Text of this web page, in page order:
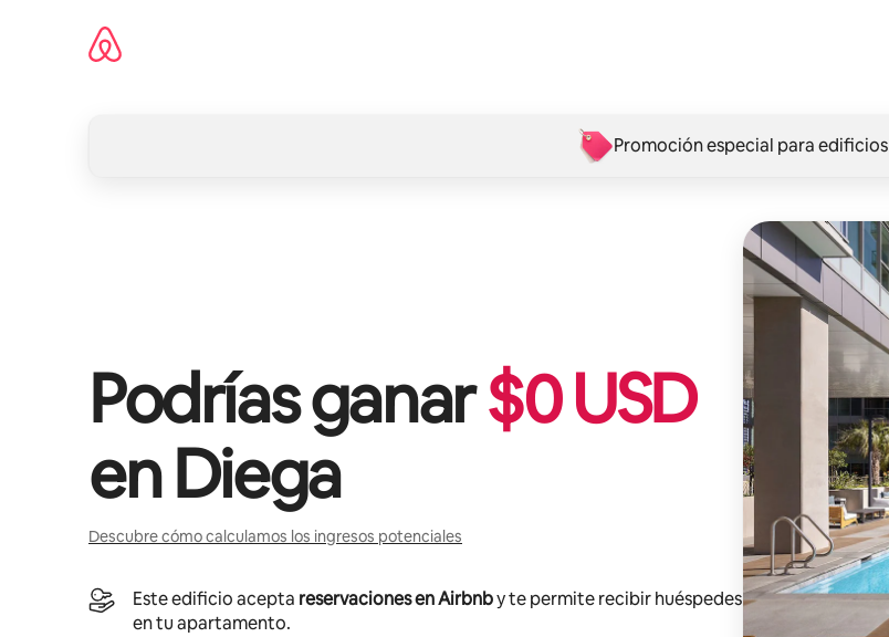
Promoción especial para edificios
Podrías ganar$0USD
enDiega
Descubre cómo calculamos los ingresos potenciales
Este edificio acepta reservaciones en Airbnby te permite recibir huéspedes
en tu apartamento.